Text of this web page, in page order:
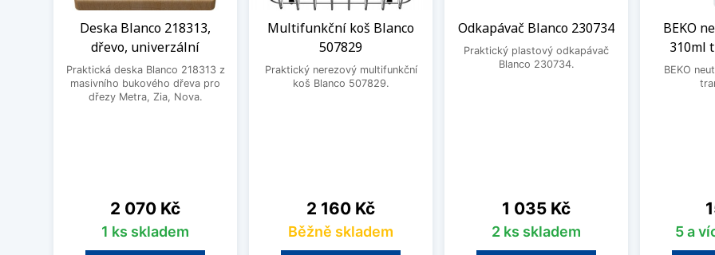
Deska Blanco 218313,
dřevo, univerzální
Praktická deska Blanco 218313 z
masivního bukového dřeva pro
dřezy Metra, Zia, Nova.
Cena
2 070 Kč
1 ks skladem
Multifunkční koš Blanco
507829
Praktický nerezový multifunkční
koš Blanco 507829.
Cena
2 160 Kč
Běžně skladem
Odkapávač Blanco 230734
Praktický plastový odkapávač
Blanco 230734.
Cena
1 035 Kč
2 ks skladem
BEKO
310ml
BEKO
5 a